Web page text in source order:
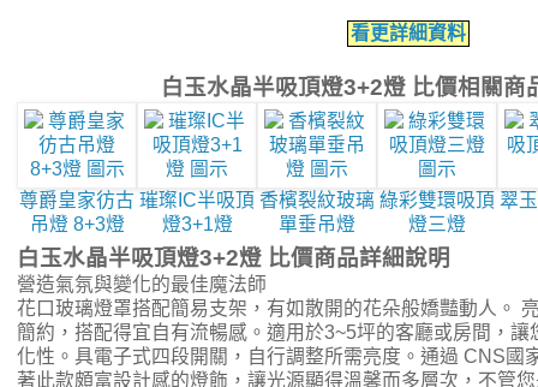
看更詳細資料
白玉水晶半吸頂燈3+2燈 比價相關商
尊爵皇家彷古
吊燈 8+3燈
璀璨IC半吸頂
燈3+1燈
香檳裂紋玻璃
單垂吊燈
綠彩雙環吸頂
燈三燈
翠
白玉水晶半吸頂燈3+2燈 比價商品詳細說明
營造氣氛與變化的最佳魔法師
花口玻璃燈罩搭配簡易支架，有如散開的花朵般嬌豔動人。
簡約，搭配得宜自有流暢感。適用於3~5坪的客廳或房間，讓
化性。具電子式四段開關，自行調整所需亮度。通過 CNS國
著此款頗富設計感的燈飾，讓光源顯得溫馨而多層次，不管